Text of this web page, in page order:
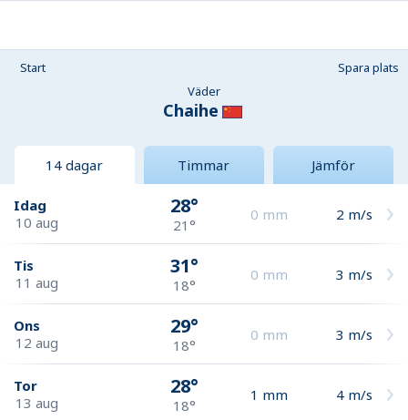
Start
Spara plats
Väder
Chaihe
14 dagar Timmar Jämför
Idag
10 aug
28°
21°
0 mm 2 m/s
Tis
11 aug
31°
18°
0 mm 3 m/s
Ons
12 aug
29°
18°
0 mm 3 m/s
Tor
13 aug
28°
18°
1 mm 4 m/s